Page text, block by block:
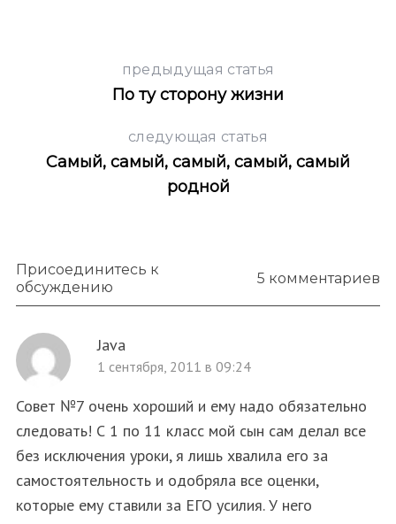
предыдущая статья
По ту сторону жизни
следующая статья
Самый, самый, самый, самый, самый
родной
Присоединитесь к
обсуждению
5 комментариев
Java
1 сентября, 2011 в 09:24
Совет №7 очень хороший и ему надо обязательно
следовать! С 1 по 11 класс мой сын сам делал все
без исключения уроки, я лишь хвалила его за
самостоятельность и одобряла все оценки,
которые ему ставили за ЕГО усилия. У него